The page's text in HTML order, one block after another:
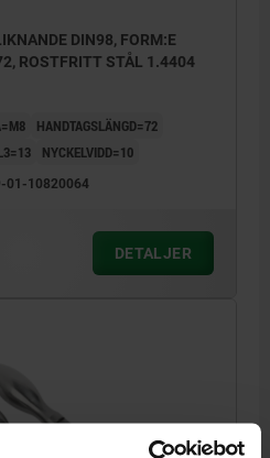
DIN98, FORM:E
ROSTFRITT STÅL 1.4404
HANDTAGSLÄNGD=72
NYCKELVIDD=10
01-10820064
DETALJER